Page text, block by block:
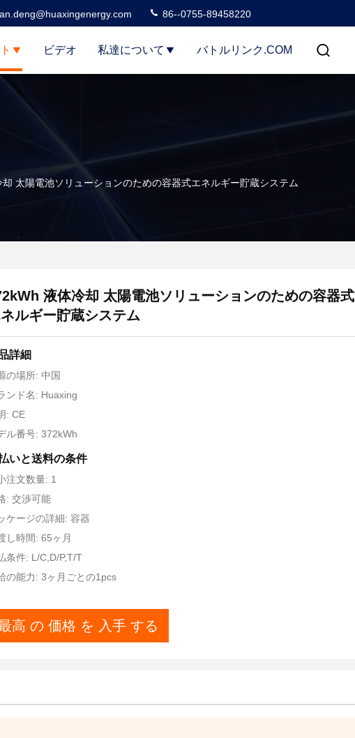
86--0755-89458220
ビデオ 私達について バトルリンク.COM
太陽電池ソリューションのための容器式エネルギー貯蔵システム
液体冷却 太陽電池ソリューションのための容器式
ルギー貯蔵システム
詳細
の場所: 中国
ンド名: Huaxing
: CE
ル番号: 372kWh
いと送料の条件
注文数量: 1
: 交渉可能
ケージの詳細: 容器
し時間: 65ヶ月
条件: L/C,D/P,T/T
の能力: 3ヶ月ごとの1pcs
高 の 価格 を 入手 する